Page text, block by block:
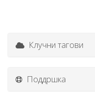
Клучни тагови
Поддршка